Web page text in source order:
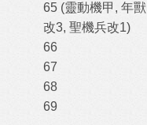
65 (靈動機甲, 年獸
改3, 聖機兵改1)
66
67
68
69